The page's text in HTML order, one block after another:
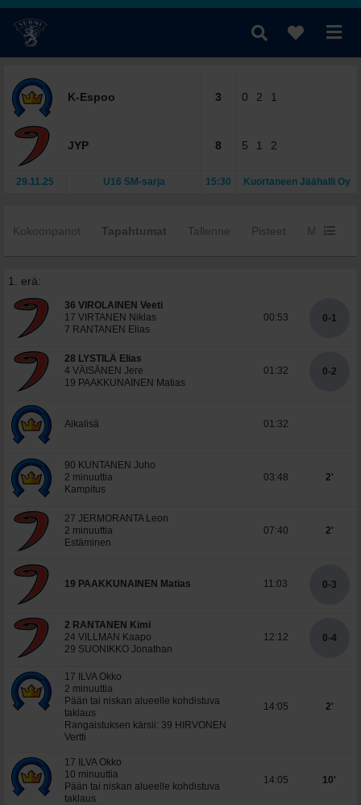
K-Espoo
JYP
3
8
0 2 1
5 1 2
29.11.25 U16 SM-sarja 15:30 Kuortaneen Jäähalli Oy
Kokoonpanot Tapahtumat Tallenne Pisteet Mv:t
1. erä:
36 VIROLAINEN Veeti
17 VIRTANEN Niklas
7 RANTANEN Elias
00:53 0-1
28 LYSTILÄ Elias
4 VÄISÄNEN Jere
19 PAAKKUNAINEN Matias
01:32 0-2
Aikalisä 01:32
90 KUNTANEN Juho
2 minuuttia
Kampitus
03:48 2'
27 JERMORANTA Leon
2 minuuttia
Estäminen
07:40 2'
19 PAAKKUNAINEN Matias 11:03 0-3
2 RANTANEN Kimi
24 VILLMAN Kaapo
29 SUONIKKO Jonathan
12:12 0-4
17 ILVA Okko
2 minuuttia
Pään tai niskan alueelle kohdistuva
taklaus
Rangaistuksen kärsii: 39 HIRVONEN
Vertti
14:05 2'
17 ILVA Okko
10 minuuttia
Pään tai niskan alueelle kohdistuva
taklaus
14:05 10'